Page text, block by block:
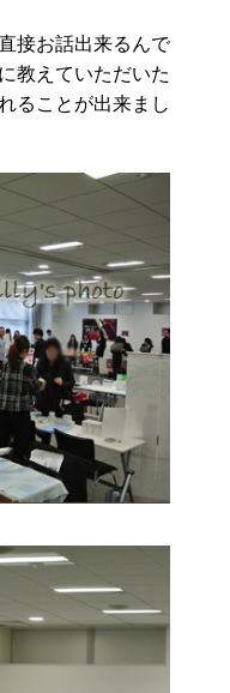
接お話出来るんで
教えていただいた
ることが出来まし